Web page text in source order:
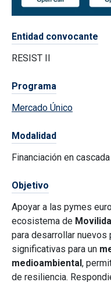
Entidad convocante
RESIST II
Programa
Mercado Único
Modalidad
Financiación en cascada
Objetivo
Apoyar a las pymes
ecosistema de
para desarrollar
significativas para un
medioambiental ,
de resiliencia.